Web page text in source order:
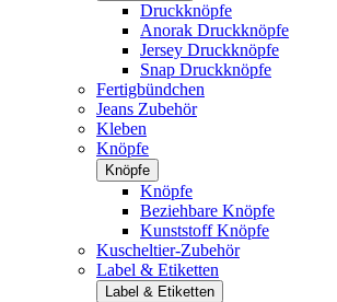
Druckknöpfe
Anorak Druckknöpfe
Jersey Druckknöpfe
Snap Druckknöpfe
Fertigbündchen
Jeans Zubehör
Kleben
Knöpfe
Knöpfe
Knöpfe
Beziehbare Knöpfe
Kunststoff Knöpfe
Kuscheltier-Zubehör
Label & Etiketten
Label & Etiketten